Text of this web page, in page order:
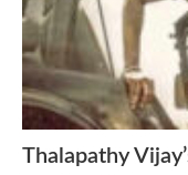
Thalapathy